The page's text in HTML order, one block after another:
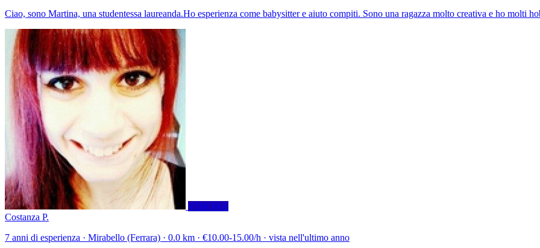
Ciao, sono Martina, una studentessa laureanda.Ho esperienza come babysitter e aiuto compiti. Sono una ragazza molto creativa e ho molti
VISIONA
Costanza P.
7 anni di esperienza · Mirabello (Ferrara) · 0.0 km · €10.00-15.00/h · vista nell'ultimo anno